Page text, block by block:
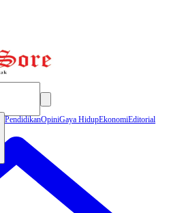
PendidikanOpiniGaya HidupEkonomiEditorial